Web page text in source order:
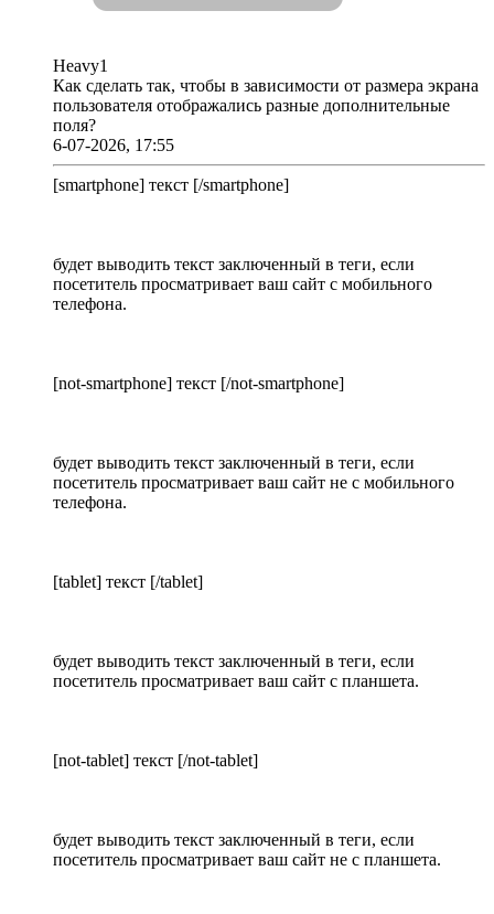
Heavy1
Как сделать так, чтобы в зависимости от размера экрана
пользователя отображались разные дополнительные
поля?
6-07-2026, 17:55
[smartphone] текст [/smartphone]
будет выводить текст заключенный в теги, если
посетитель просматривает ваш сайт с мобильного
телефона.
[not-smartphone] текст [/not-smartphone]
будет выводить текст заключенный в теги, если
посетитель просматривает ваш сайт не с мобильного
телефона.
[tablet] текст [/tablet]
будет выводить текст заключенный в теги, если
посетитель просматривает ваш сайт с планшета.
[not-tablet] текст [/not-tablet]
будет выводить текст заключенный в теги, если
посетитель просматривает ваш сайт не с планшета.